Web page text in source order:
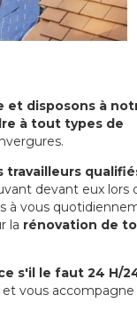
et disposons à
à tout types de
travailleurs
devant eux lors
à vous
la rénovation de
s'il le faut 24 H/
et vous accompagne